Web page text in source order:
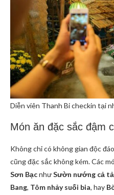
Diễn viên Thanh Bi checkin tại
Món ăn đặc sắc đậm
Không chỉ có không gian độc
cũng đặc sắc không kém. Các
Sơn BạcnhưSườn nướng cả
Bang, Tôm nhảy suối bia, hay